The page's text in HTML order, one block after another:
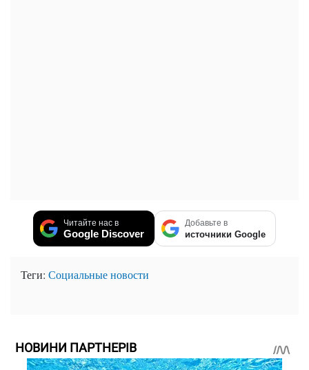
Читайте нас в
Google Discover
Добавьте в
источники Google
Теги: Социальные новости
НОВИНИ ПАРТНЕРІВ